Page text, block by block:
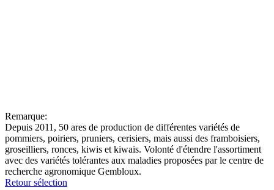
Remarque:
Depuis 2011, 50 ares de production de différentes variétés de
pommiers, poiriers, pruniers, cerisiers, mais aussi des framboisiers,
groseilliers, ronces, kiwis et kiwais. Volonté d'étendre l'assortiment
avec des variétés tolérantes aux maladies proposées par le centre de
recherche agronomique Gembloux.
Retour sélection